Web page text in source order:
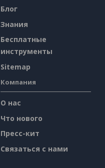
Блог
Знания
Бесплатные
инструменты
Sitemap
Компания
О нас
Что нового
Пресс-кит
Связаться с нами